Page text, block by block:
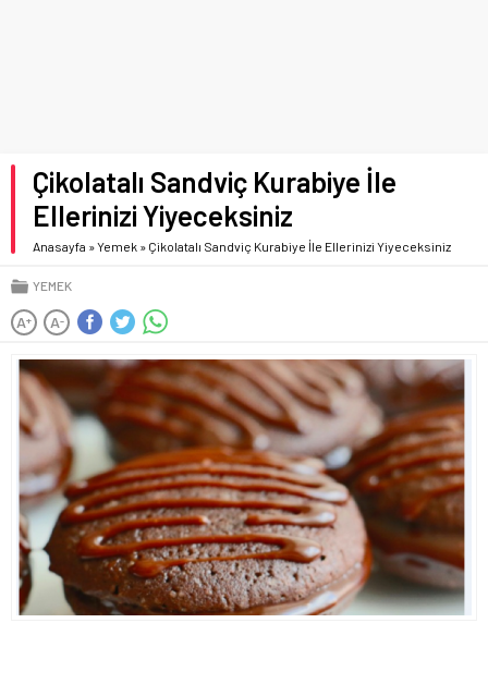
Çikolatalı Sandviç Kurabiye İle
Ellerinizi Yiyeceksiniz
Anasayfa »Yemek » Çikolatalı Sandviç Kurabiye İle Ellerinizi Yiyeceksiniz
YEMEK
A+ A-